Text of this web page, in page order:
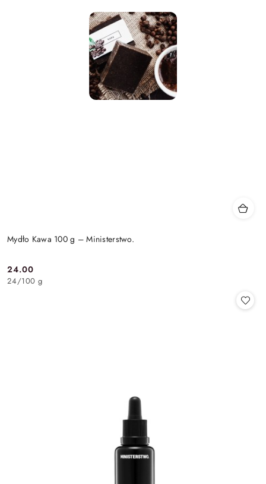
Mydło Kawa 100 g – Ministerstwo.
Cena:
24.00
24/100 g